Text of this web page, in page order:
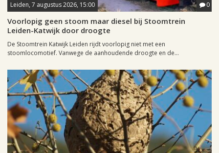
Leiden, 7 augustus 2026, 15:00 0
Voorlopig geen stoom maar diesel bij Stoomtrein
Leiden-Katwijk door droogte
De Stoomtrein Katwijk Leiden rijdt voorlopig niet met een
stoomlocomotief. Vanwege de aanhoudende droogte en de...